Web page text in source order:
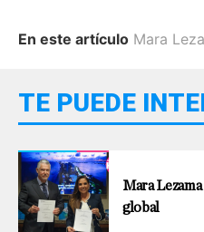
En este artículo Mara
TE PUEDE
Mara
global